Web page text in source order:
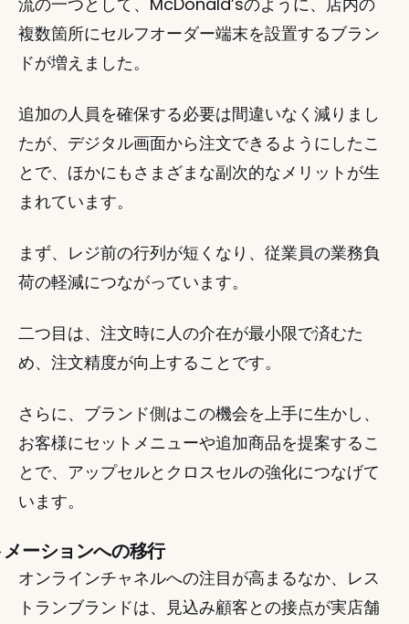
複数箇所にセルフオーダー端末を設置するブラン
ドが増えました。
追加の人員を確保する必要は間違いなく減りまし
たが、デジタル画面から注文できるようにしたこ
とで、ほかにもさまざまな副次的なメリットが生
まれています。
まず、レジ前の行列が短くなり、従業員の業務負
荷の軽減につながっています。
二つ目は、注文時に人の介在が最小限で済むた
め、注文精度が向上することです。
さらに、ブランド側はこの機会を上手に生かし、
お客様にセットメニューや追加商品を提案するこ
とで、アップセルとクロスセルの強化につなげて
います。
ーションへの移行
オンラインチャネルへの注目が高まるなか、レス
トランブランドは、見込み顧客との接点が実店舗